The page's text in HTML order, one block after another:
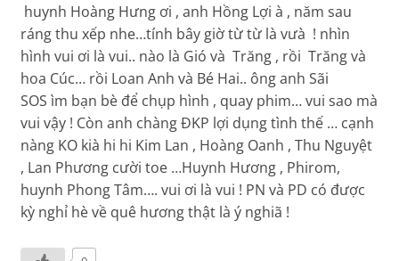
huynh Hoàng Hưng ơi , anh Hồng Lợi à , năm sau
ráng thu xếp nhe…tính bây giờ từ từ là vưà ! nhìn
hình vui ơi là vui.. nào là Gió và Trăng , rồi Trăng và
hoa Cúc… rồi Loan Anh và Bé Hai.. ông anh Sãi
SOS ìm bạn bè để chụp hình , quay phim… vui sao mà
vui vậy ! Còn anh chàng ĐKP lợi dụng tình thế … cạnh
nàng KO kià hi hi Kim Lan , Hoàng Oanh , Thu Nguyệt
, Lan Phương cười toe …Huynh Hương , Phirom,
huynh Phong Tâm…. vui ơi là vui ! PN và PD có được
kỳ nghỉ hè về quê hương thật là ý nghiã !